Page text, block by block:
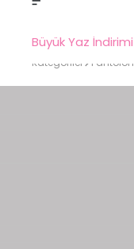
Büyük Yaz İndirimi
Kategoriler Pantolon